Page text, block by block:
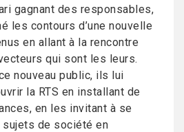
gagnant des responsables,
les contours d’une nouvelle
en allant à la rencontre
qui sont les leurs.
nouveau public, ils lui
la RTS en installant de
en les invitant à se
de société en